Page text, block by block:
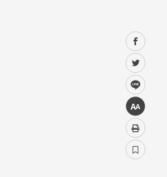
facebook
twitter
line
中